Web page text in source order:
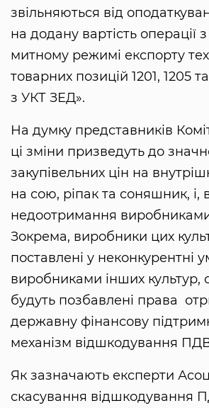
звільняються від
на додану вартість операції
митному режимі експорту
товарних позицій 1201, 1205
з УКТ ЗЕД».
На думку представників
ці зміни призведуть до
закупівельних цін на
на сою, ріпак та соняшник, і,
недоотримання
Зокрема, виробники цих
поставлені у неконкурентні
виробниками інших культур,
будуть позбавлені права
державну фінансову
механізм відшкодування
Як зазначають експерти
скасування відшкодування